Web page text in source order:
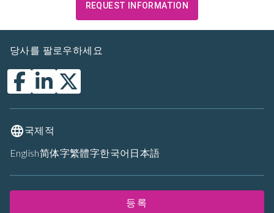
REQUEST INFORMATION
당사를 팔로우하세요
국제적
English简体字繁體字한국어 日本語
등록